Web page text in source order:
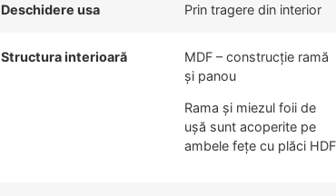
Deschidere usa Prin tragere din interior
Structura interioară
MDF – construcție ramă
și panou
Rama și miezul foii de
ușă sunt acoperite pe
ambele fețe cu plăci HDF